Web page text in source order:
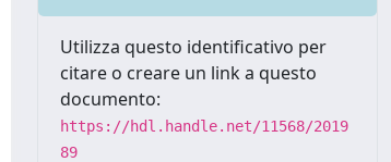
Utilizza questo identificativo per
citare o creare un link a questo
documento:
https://hdl.handle.net/11568/2019
89